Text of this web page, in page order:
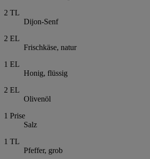
2 TL
Dijon-Senf
2 EL
Frischkäse, natur
1 EL
Honig, flüssig
2 EL
Olivenöl
1 Prise
Salz
1 TL
Pfeffer, grob